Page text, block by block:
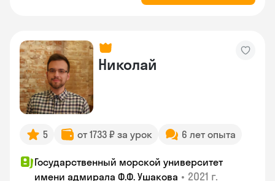
Николай
5 от 1733 ₽ за урок 6 лет опыта
Государственный морской университет
имени адмирала Ф.Ф. Ушакова • 2021 г.